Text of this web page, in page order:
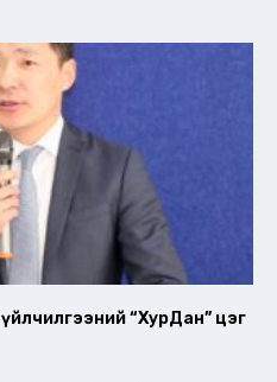
“ХурДан” цэг